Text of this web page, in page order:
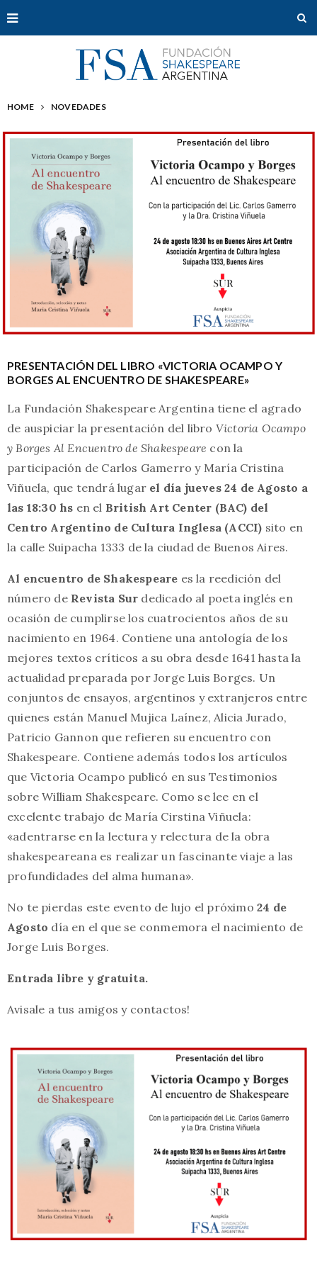
HOME NOVEDADES
PRESENTACIÓN DEL LIBRO «VICTORIA OCAMPO Y
BORGES AL ENCUENTRO DE SHAKESPEARE»
La Fundación Shakespeare Argentina tiene el agrado
de auspiciar la presentación del libro Victoria Ocampo
y Borges Al Encuentro de Shakespeare con la
participación de Carlos Gamerro y María Cristina
Viñuela, que tendrá lugar el día jueves 24 de Agosto a
las 18:30 hs en el British Art Center (BAC) del
Centro Argentino de Cultura Inglesa (ACCI) sito en
la calle Suipacha 1333 de la ciudad de Buenos Aires.
Al encuentro de Shakespeare es la reedición del
número de Revista Sur dedicado al poeta inglés en
ocasión de cumplirse los cuatrocientos años de su
nacimiento en 1964. Contiene una antología de los
mejores textos críticos a su obra desde 1641 hasta la
actualidad preparada por Jorge Luis Borges. Un
conjuntos de ensayos, argentinos y extranjeros entre
quienes están Manuel Mujica Laínez, Alicia Jurado,
Patricio Gannon que refieren su encuentro con
Shakespeare. Contiene además todos los artículos
que Victoria Ocampo publicó en sus Testimonios
sobre William Shakespeare. Como se lee en el
excelente trabajo de María Cirstina Viñuela:
«adentrarse en la lectura y relectura de la obra
shakespeareana es realizar un fascinante viaje a las
profundidades del alma humana».
No te pierdas este evento de lujo el próximo 24 de
Agosto día en el que se conmemora el nacimiento de
Jorge Luis Borges.
Entrada libre y gratuita.
Avisale a tus amigos y contactos!